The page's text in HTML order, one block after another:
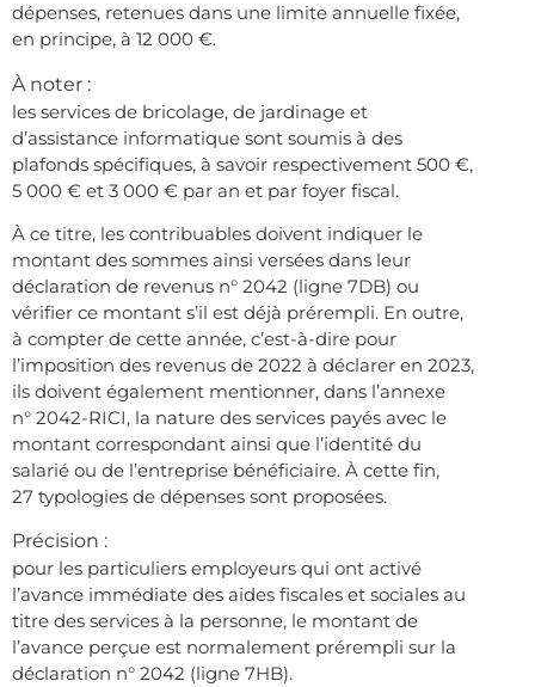
dépenses, retenues dans une limite annuelle fixée,
en principe, à 12 000 €.
À noter :
les services de bricolage, de jardinage et
d’assistance informatique sont soumis à des
plafonds spécifiques, à savoir respectivement 500 €,
5 000 € et 3 000 € par an et par foyer fiscal.
À ce titre, les contribuables doivent indiquer le
montant des sommes ainsi versées dans leur
déclaration de revenus n° 2042 (ligne 7DB) ou
vérifier ce montant s’il est déjà prérempli. En outre,
à compter de cette année, c’est-à-dire pour
l’imposition des revenus de 2022 à déclarer en 2023,
ils doivent également mentionner, dans l’annexe
n° 2042-RICI, la nature des services payés avec le
montant correspondant ainsi que l’identité du
salarié ou de l’entreprise bénéficiaire. À cette fin,
27 typologies de dépenses sont proposées.
Précision :
pour les particuliers employeurs qui ont activé
l’avance immédiate des aides fiscales et sociales au
titre des services à la personne, le montant de
l’avance perçue est normalement prérempli sur la
déclaration n° 2042 (ligne 7HB).